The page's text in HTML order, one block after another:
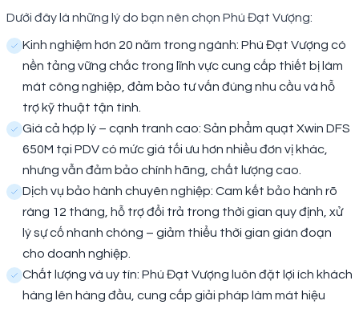
Dưới đây là những lý do bạn nên chọn Phú Đạt Vượng:
Kinh nghiệm hơn 20 năm trong ngành: Phú Đạt Vượng có
nền tảng vững chắc trong lĩnh vực cung cấp thiết bị làm
mát công nghiệp, đảm bảo tư vấn đúng nhu cầu và hỗ
trợ kỹ thuật tận tình.
Giá cả hợp lý – cạnh tranh cao: Sản phẩm quạt Xwin DFS
650M tại PDV có mức giá tối ưu hơn nhiều đơn vị khác,
nhưng vẫn đảm bảo chính hãng, chất lượng cao.
Dịch vụ bảo hành chuyên nghiệp: Cam kết bảo hành rõ
ràng 12 tháng, hỗ trợ đổi trả trong thời gian quy định, xử
lý sự cố nhanh chóng – giảm thiểu thời gian gián đoạn
cho doanh nghiệp.
Chất lượng và uy tín: Phú Đạt Vượng luôn đặt lợi ích khách
hàng lên hàng đầu, cung cấp giải pháp làm mát hiệu